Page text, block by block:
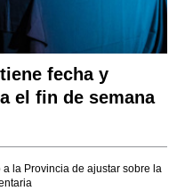
fecha y
el fin de semana
a la Provincia de ajustar sobre la